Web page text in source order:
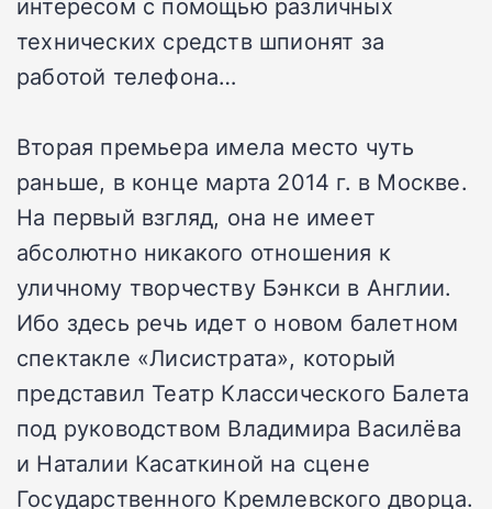
технических средств шпионят за
работой телефона…
Вторая премьера имела место чуть
раньше, в конце марта 2014 г. в Москве.
На первый взгляд, она не имеет
абсолютно никакого отношения к
уличному творчеству Бэнкси в Англии.
Ибо здесь речь идет о новом балетном
спектакле «Лисистрата», который
представил Театр Классического Балета
под руководством Владимира Василёва
и Наталии Касаткиной на сцене
Государственного Кремлевского дворца.